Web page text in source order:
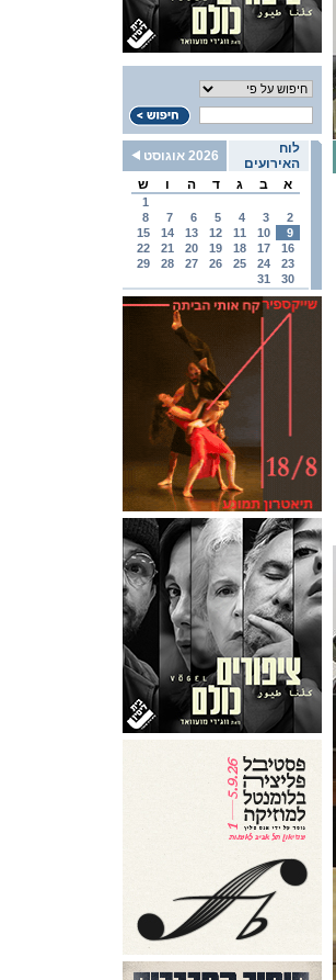
לוח
האירועים
2026 אוגוסט
א
ב ג ד ה ו ש
1
2
3
4
5
6
7
8
9
10
11
12
13
14
15
16
17
18
19
20
21
22
23
24
25
26
27
28
29
30
31